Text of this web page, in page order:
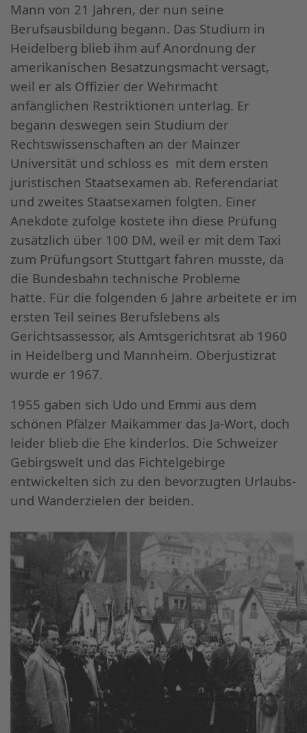
Mann von 21 Jahren, der nun seine
Berufsausbildung begann. Das Studium in
Heidelberg blieb ihm auf Anordnung der
amerikanischen Besatzungsmacht versagt,
weil er als Offizier der Wehrmacht
anfänglichen Restriktionen unterlag. Er
begann deswegen sein Studium der
Rechtswissenschaften an der Mainzer
Universität und schloss es mit dem ersten
juristischen Staatsexamen ab. Referendariat
und zweites Staatsexamen folgten. Einer
Anekdote zufolge kostete ihn diese Prüfung
zusätzlich über 100 DM, weil er mit dem Taxi
zum Prüfungsort Stuttgart fahren musste, da
die Bundesbahn technische Probleme
hatte. Für die folgenden 6 Jahre arbeitete er im
ersten Teil seines Berufslebens als
Gerichtsassessor, als Amtsgerichtsrat ab 1960
in Heidelberg und Mannheim. Oberjustizrat
wurde er 1967.
1955 gaben sich Udo und Emmi aus dem
schönen Pfälzer Maikammer das Ja-Wort, doch
leider blieb die Ehe kinderlos. Die Schweizer
Gebirgswelt und das Fichtelgebirge
entwickelten sich zu den bevorzugten Urlaubs-
und Wanderzielen der beiden.